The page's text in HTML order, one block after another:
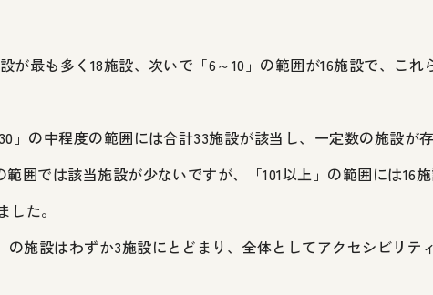
が最も多く18施設、次いで「6～10」の範囲が16施設で、こ
」の中程度の範囲には合計33施設が該当し、一定数の施設が
範囲では該当施設が少ないですが、「101以上」の範囲には16
た。
の施設はわずか3施設にとどまり、全体としてアクセシビリテ